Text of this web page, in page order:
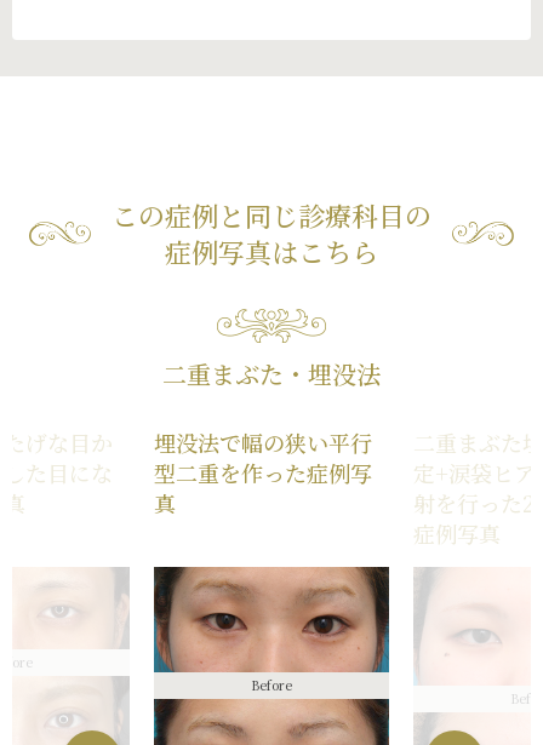
この症例と同じ診療科目の
症例写真はこちら
二重まぶた・埋没法
げな目か
た目にな
埋没法で幅の狭い平行
型二重を作った症例写
真
Before
二重まぶた
定+涙袋ヒ
射を行った
症例写真